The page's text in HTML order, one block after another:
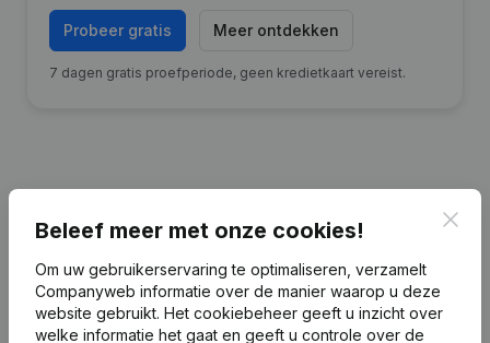
Probeer gratis Meer ontdekken
7 dagen gratis proefperiode, geen kredietkaart vereist.
2019 2018 2017
Winst/Verlies €-46.158 €-80.102 €-187.261
Beleef meer met onze cookies!
Om uw gebruikerservaring te optimaliseren, verzamelt
Companyweb informatie over de manier waarop u deze
website gebruikt. Het cookiebeheer geeft u inzicht over
welke informatie het gaat en geeft u controle over de